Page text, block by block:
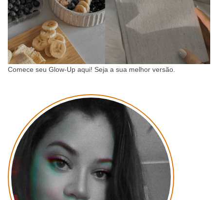
Comece seu Glow-Up aqui! Seja a sua melhor versão.